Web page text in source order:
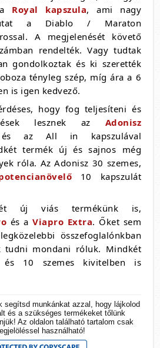
Royal kapszula, ami nagy
a Diablo / Maraton
A megjelenését követő
rendelték. Vagy tudtak
gondolkoztak és ki szerették
tényleg szép, míg ára a 6
is igen kedvező.
hogy fog teljesíteni és
lesznek az Adonisz
az All in kapszulával
termék új és sajnos még
róla. Az Adonisz 30 szemes,
10 kapszulát
új viás termékünk is,
és a Viapro Extra. Őket sem
összefoglalónkban
tudni mondani róluk. Mindkét
és 10 szemes kivitelben is
segítsd munkánkat azzal, hogy lájkolod
és a szükséges termékeket tőlünk
Az oldalon található tartalom csak
használható!